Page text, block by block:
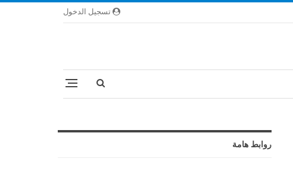
تسجيل الدخول
روابط هامة